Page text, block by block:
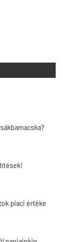
piaci értéke